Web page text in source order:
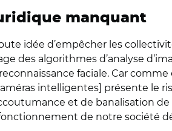
manquant
idée d’empêcher les
des algorithmes d’analyse
faciale. Car
intelligentes] présente le
et de banalisation
de notre société